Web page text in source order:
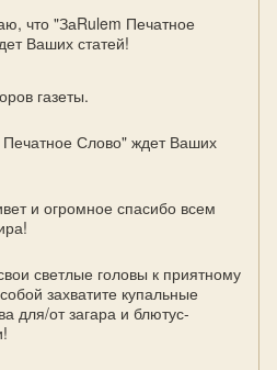
что "ЗаRulem Печатное
Ваших статей!
газеты.
Слово" ждет Ваших
и огромное спасибо всем
светлые головы к приятному
захватите купальные
для/от загара и блютус-